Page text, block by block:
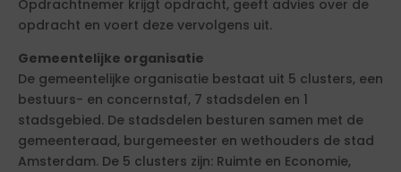
Opdrachtnemer krijgt opdracht, geeft advies over de
opdracht en voert deze vervolgens uit.
Gemeentelijke organisatie
De gemeentelijke organisatie bestaat uit 5 clusters, een
bestuurs- en concernstaf, 7 stadsdelen en 1
stadsgebied. De stadsdelen besturen samen met de
gemeenteraad, burgemeester en wethouders de stad
Amsterdam. De 5 clusters zijn: Ruimte en Economie,